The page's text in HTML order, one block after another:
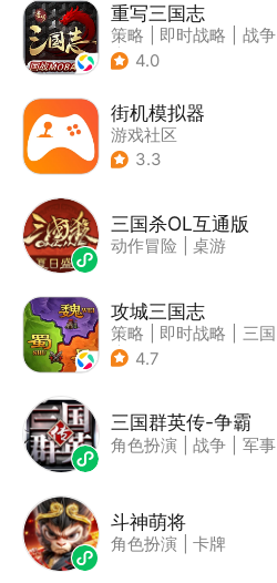
重写三国志
策略 即时战略
战争
| 中国风
4.0
街机模拟器
游戏社区
3.3
三国杀OL互通版
动作冒险 桌游
攻城三国志
策略 即时战略
三国
| 千人同屏
4.7
三国群英传-争霸
角色扮演 战争 军事
斗神萌将
角色扮演 卡牌